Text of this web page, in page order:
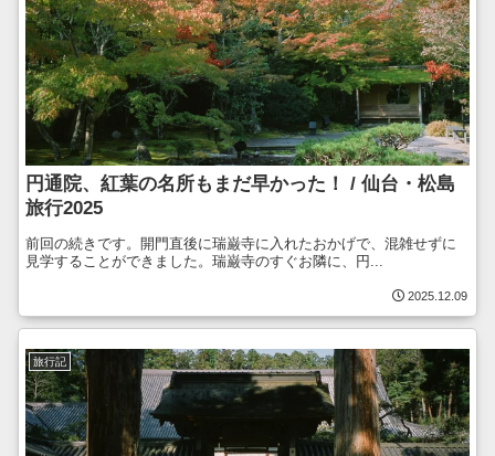
円通院、紅葉の名所もまだ早かった！ / 仙台・松島
旅行2025
前回の続きです。開門直後に瑞巌寺に入れたおかげで、混雑せずに
見学することができました。瑞巌寺のすぐお隣に、円...
2025.12.09
旅行記